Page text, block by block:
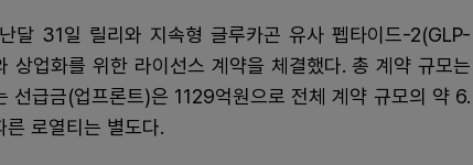
달 31일 릴리와 지속형 글루카곤 유사 펩타이드-2(GLP-
상업화를 위한 라이선스 계약을 체결했다. 총 계약 규모는
급금(업프론트)은 1129억원으로 전체 계약 규모의 약 6.
로열티는 별도다.